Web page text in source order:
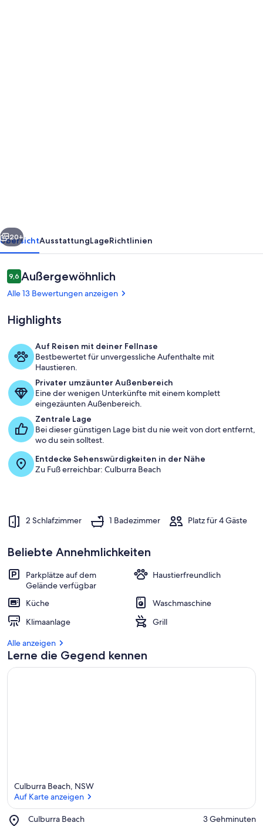
Min
Walk
to
Beach
Weiter
20+
ÜbersichtAusstattungLageRichtlinien
Bewertungen
9,69,6 von 10.
Außergewöhnlich
Alle 13 Bewertungen anzeigen
Highlights
Auf Reisen mit deiner Fellnase
Bestbewertet für unvergessliche Aufenthalte mit
Haustieren.
Privater umzäunter Außenbereich
Eine der wenigen Unterkünfte mit einem komplett
eingezäunten Außenbereich.
Zentrale Lage
Bei dieser günstigen Lage bist du nie weit von dort entfernt,
wo du sein solltest.
Entdecke Sehenswürdigkeiten in der Nähe
Zu Fuß erreichbar: Culburra Beach
2 Schlafzimmer 1 Badezimmer Platz für 4 Gäste
Beliebte Annehmlichkeiten
Parkplätze auf dem
Gelände verfügbar
Haustierfreundlich
Küche
Waschmaschine
Klimaanlage
Grill
Alle anzeigen
Lerne die Gegend kennen
Culburra Beach, NSW
Auf Karte anzeigen
Culburra Beach
Place,
‪3 Gehminuten‬